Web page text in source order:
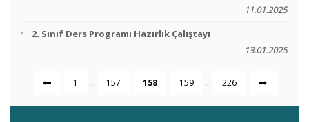
11.01.2025
2. Sınıf Ders Programı Hazırlık Çalıştayı
13.01.2025
1 ... 157 158 159 ... 226